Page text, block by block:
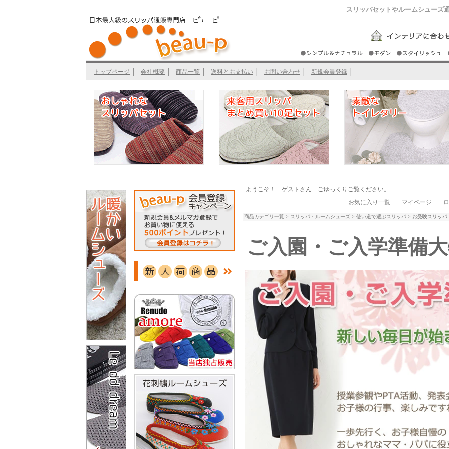
スリッパセットやルームシュー
トップページ 会社概要 商品一覧 送料とお支払い お問い合わせ 新規会員登録
ようこそ！ ゲストさん ごゆっくりご覧ください。
お気に入り一覧
マイページ
商品カテゴリ一覧 > スリッパ・ルームシューズ > 使い道で選ぶスリッパ > お受験スリッ
ご入園・ご入学準備